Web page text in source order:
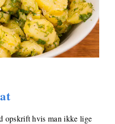
opskrift hvis man ikke lige